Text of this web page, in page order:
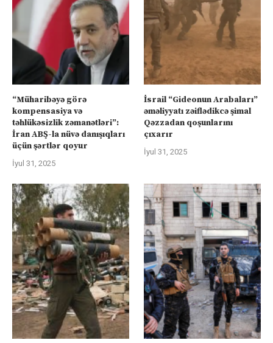
“Müharibəyə görə
kompensasiya və
təhlükəsizlik zəmanətləri”:
İran ABŞ-la nüvə danışıqları
üçün şərtlər qoyur
İyul 31, 2025
İsrail “Gideonun Arabaları”
əməliyyatı zəiflədikcə şimal
Qəzzadan qoşunlarını
çıxarır
İyul 31, 2025